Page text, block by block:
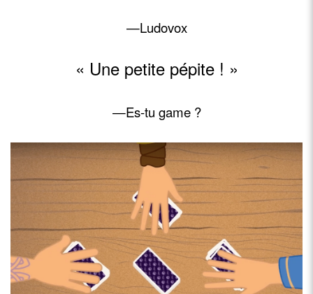
—Ludovox
« Une petite pépite ! »
—Es-tu game ?